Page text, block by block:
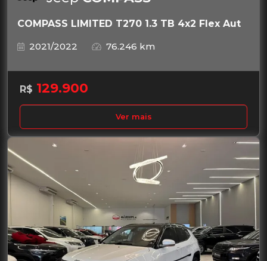
COMPASS LIMITED T270 1.3 TB 4x2 Flex Aut
2021/2022
76.246 km
R$ 129.900
Ver mais